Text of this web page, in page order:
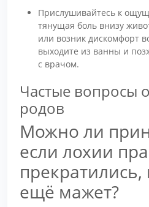
Прислушивайтесь к
тянущая боль внизу
или возник дискомфорт
выходите из ванны и
с врачом.
Частые вопросы
родов
Можно ли
если лохии
прекратились,
ещё мажет?